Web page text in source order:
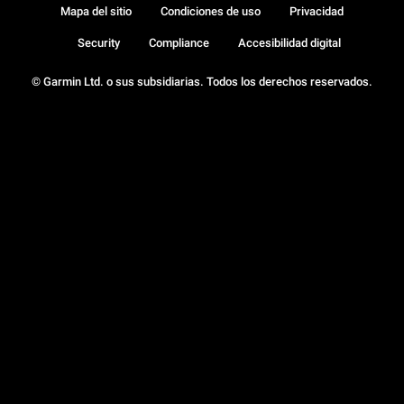
© Garmin Ltd. o sus subsidiarias. Todos los derechos reservados.
Mapa del sitio Condiciones de uso Privacidad
Security Compliance Accesibilidad digital